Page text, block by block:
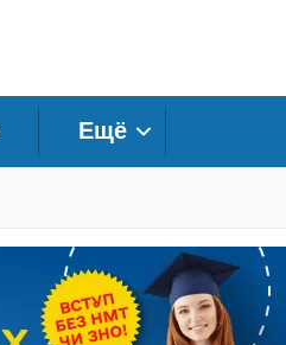
Ещё